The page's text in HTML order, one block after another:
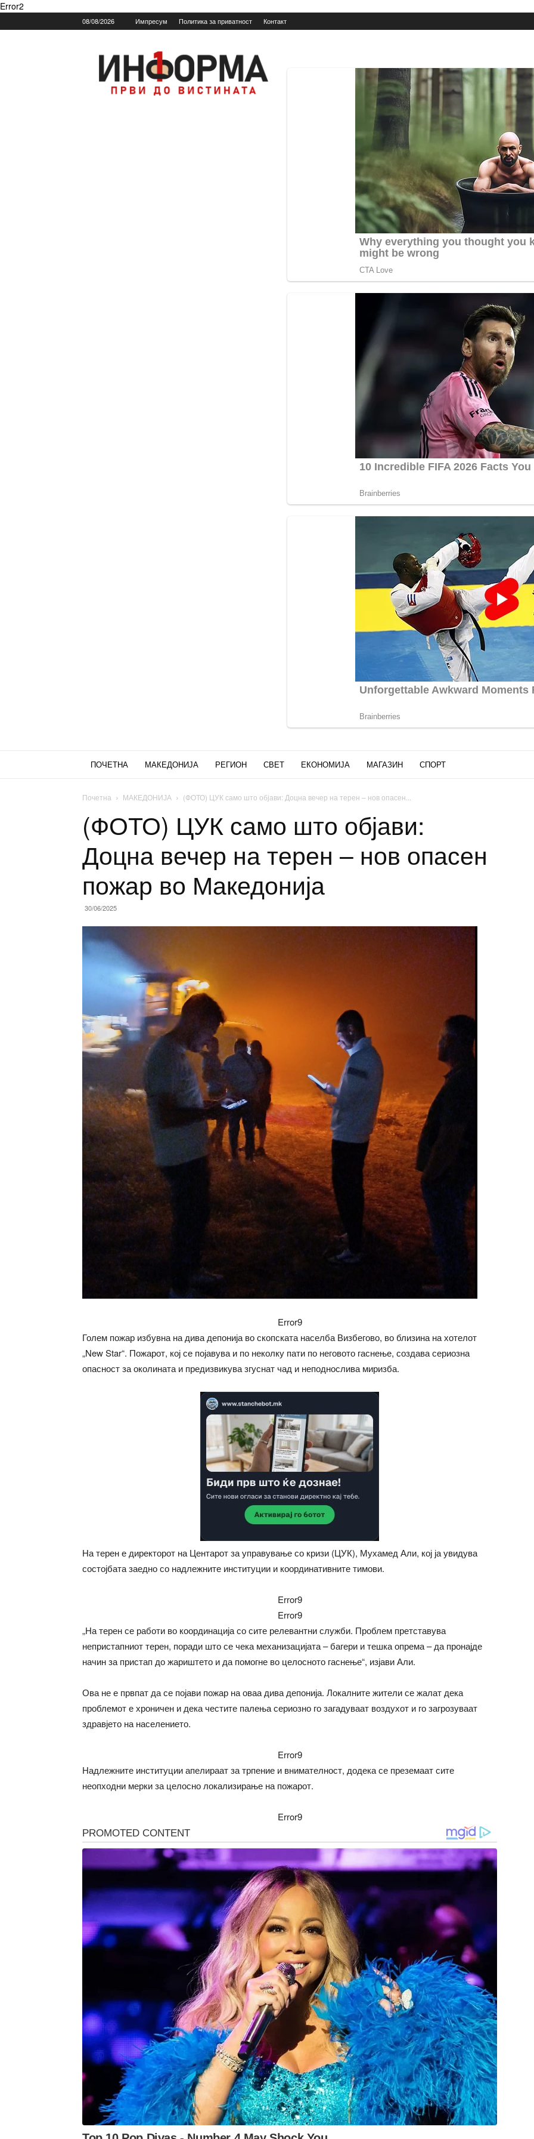
Error2
08/08/2026 Импресум Политика за приватност Контакт
Informa.mk
ПОЧЕТНА МАКЕДОНИЈА РЕГИОН СВЕТ ЕКОНОМИЈА МАГАЗИН СПОРТ
Почетна МАКЕДОНИЈА (ФОТО) ЦУК само што објави: Доцна вечер на терен – нов опасен...
(ФОТО) ЦУК само што објави:
Доцна вечер на терен – нов опасен
пожар во Македонија
30/06/2025
Error9
Голем пожар избувна на дива депонија во скопската населба Визбегово, во близина на хотелот
„New Star“. Пожарот, кој се појавува и по неколку пати по неговото гаснење, создава сериозна
опасност за околината и предизвикува згуснат чад и неподнослива миризба.
На терен е директорот на Центарот за управување со кризи (ЦУК), Мухамед Али, кој ја увидува
состојбата заедно со надлежните институции и координативните тимови.
Error9
Error9
„На терен се работи во координација со сите релевантни служби. Проблем претставува
непристапниот терен, поради што се чека механизацијата – багери и тешка опрема – да пронајде
начин за пристап до жариштето и да помогне во целосното гаснење“, изјави Али.
Ова не е првпат да се појави пожар на оваа дива депонија. Локалните жители се жалат дека
проблемот е хроничен и дека честите палења сериозно го загадуваат воздухот и го загрозуваат
здравјето на населението.
Error9
Надлежните институции апелираат за трпение и внимателност, додека се преземаат сите
неопходни мерки за целосно локализирање на пожарот.
Error9